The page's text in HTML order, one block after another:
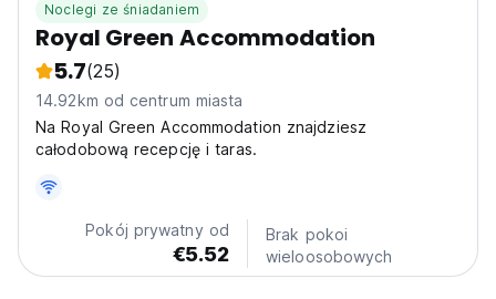
Noclegi ze śniadaniem
Royal Green Accommodation
5.7(25)
14.92km od centrum miasta
Na Royal Green Accommodation znajdziesz
całodobową recepcję i taras.
Pokój prywatny od
€5.52
Brak pokoi
wieloosobowych